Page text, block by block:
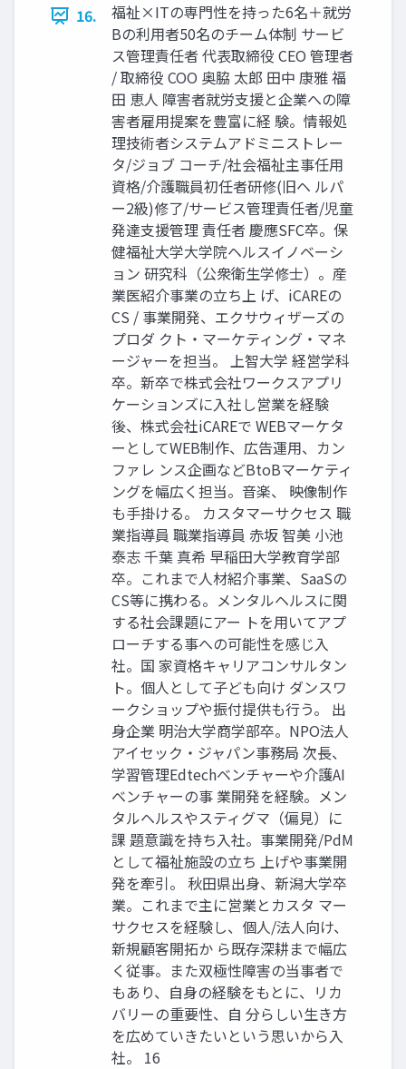
16.
福祉×ITの専門性を持った6名＋就労
Bの利用者50名のチーム体制 サービ
ス管理責任者 代表取締役 CEO 管理者
/ 取締役 COO 奥脇 太郎 田中 康雅 福
田 恵人 障害者就労支援と企業への障
害者雇用提案を豊富に経 験。情報処
理技術者システムアドミニストレー
タ/ジョブ コーチ/社会福祉主事任用
資格/介護職員初任者研修(旧ヘ ルパ
ー2級)修了/サービス管理責任者/児童
発達支援管理 責任者 慶應SFC卒。保
健福祉大学大学院ヘルスイノベーシ
ョン 研究科（公衆衛生学修士）。産
業医紹介事業の立ち上 げ、iCAREの
CS / 事業開発、エクサウィザーズの
プロダ クト・マーケティング・マネ
ージャーを担当。 上智大学 経営学科
卒。新卒で株式会社ワークスアプリ
ケーションズに入社し営業を経験
後、株式会社iCAREで WEBマーケタ
ーとしてWEB制作、広告運用、カン
ファレ ンス企画などBtoBマーケティ
ングを幅広く担当。音楽、 映像制作
も手掛ける。 カスタマーサクセス 職
業指導員 職業指導員 赤坂 智美 小池
泰志 千葉 真希 早稲田大学教育学部
卒。これまで人材紹介事業、SaaSの
CS等に携わる。メンタルヘルスに関
する社会課題にアー トを用いてアプ
ローチする事への可能性を感じ入
社。国 家資格キャリアコンサルタン
ト。個人として子ども向け ダンスワ
ークショップや振付提供も行う。 出
身企業 明治大学商学部卒。NPO法人
アイセック・ジャパン事務局 次長、
学習管理Edtechベンチャーや介護AI
ベンチャーの事 業開発を経験。メン
タルヘルスやスティグマ（偏見）に
課 題意識を持ち入社。事業開発/PdM
として福祉施設の立ち 上げや事業開
発を牽引。 秋田県出身、新潟大学卒
業。これまで主に営業とカスタ マー
サクセスを経験し、個人/法人向け、
新規顧客開拓か ら既存深耕まで幅広
く従事。また双極性障害の当事者で
もあり、自身の経験をもとに、リカ
バリーの重要性、自 分らしい生き方
を広めていきたいという思いから入
社。 16